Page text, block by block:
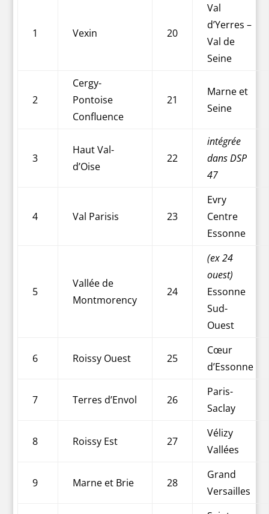
1 Vexin 20
Val
d’Yerres –
Val de
Seine
2
Cergy-
Pontoise
Confluence
21
Marne et
Seine
3
Haut Val-
d’Oise
22
intégrée
dans DSP
47
4 Val Parisis 23
Evry
Centre
Essonne
5
Vallée de
Montmorency
24
(ex 24
ouest)
Essonne
Sud-
Ouest
6 Roissy Ouest 25
Cœur
d’Essonne
7 Terres d’Envol 26
Paris-
Saclay
8 Roissy Est 27
Vélizy
Vallées
9 Marne et Brie 28
Grand
Versailles